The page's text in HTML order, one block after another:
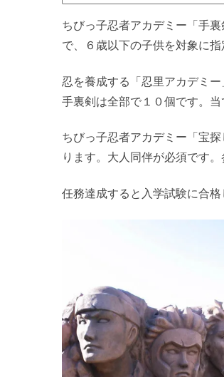
ちびっ子忍者アカデミー「手
で、６歳以下の子供を対象に
忍を養成する「忍里アカデミ
手裏剣は全部で１０個です。
ちびっ子忍者アカデミー「宝
ります。大人同伴が必須です
任務達成すると入学試験に合